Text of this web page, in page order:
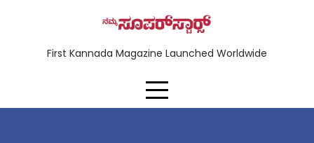
First Kannada Magazine Launched Worldwide